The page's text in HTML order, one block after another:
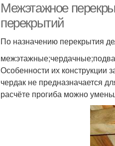
Межэтажное
перекрытий
По назначению перекрытия
Особенности их конструкции
чердак не предназначается
расчёте прогиба можно